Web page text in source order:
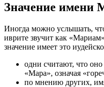
Значение имени
Иногда можно услышать,
иврите звучит как
значение имеет это
одни считают, что
«Мара», означая
по мнению других,